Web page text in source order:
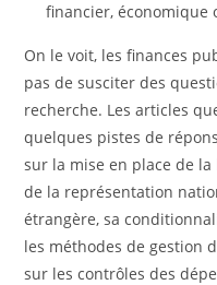
financier, économique
On le voit, les finances
pas de susciter des
recherche. Les articles
quelques pistes de
sur la mise en place de
de la représentation
étrangère, sa
les méthodes de gestion
sur les contrôles des